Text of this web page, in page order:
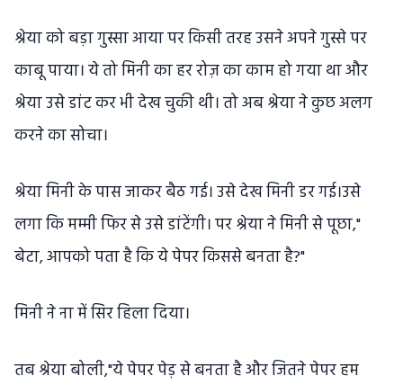
श्रेया को बड़ा गुस्सा आया पर किसी तरह उसने अपने गुस्से पर
काबू पाया। ये तो मिनी का हर रोज़ का काम हो गया था और
श्रेया उसे डांट कर भी देख चुकी थी। तो अब श्रेया ने कुछ अलग
करने का सोचा।
श्रेया मिनी के पास जाकर बैठ गई। उसे देख मिनी डर गई।उसे
लगा कि मम्मी फिर से उसे डांटेंगी। पर श्रेया ने मिनी से पूछा,"
बेटा, आपको पता है कि ये पेपर किससे बनता है?"
मिनी ने ना में सिर हिला दिया।
तब श्रेया बोली,"ये पेपर पेड़ से बनता है और जितने पेपर हम